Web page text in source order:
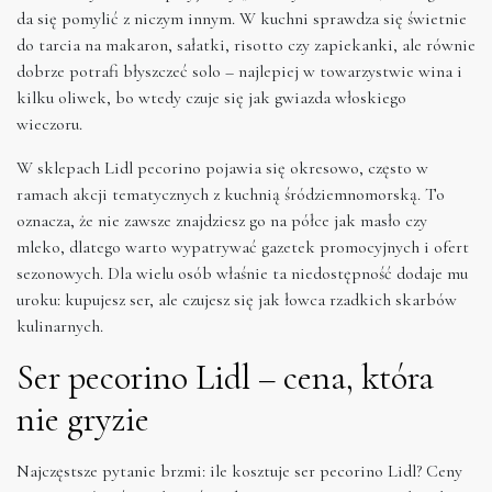
da się pomylić z niczym innym. W kuchni sprawdza się świetnie
do tarcia na makaron, sałatki, risotto czy zapiekanki, ale równie
dobrze potrafi błyszczeć solo – najlepiej w towarzystwie wina i
kilku oliwek, bo wtedy czuje się jak gwiazda włoskiego
wieczoru.
W sklepach Lidl pecorino pojawia się okresowo, często w
ramach akcji tematycznych z kuchnią śródziemnomorską. To
oznacza, że nie zawsze znajdziesz go na półce jak masło czy
mleko, dlatego warto wypatrywać gazetek promocyjnych i ofert
sezonowych. Dla wielu osób właśnie ta niedostępność dodaje mu
uroku: kupujesz ser, ale czujesz się jak łowca rzadkich skarbów
kulinarnych.
Ser pecorino Lidl – cena, która
nie gryzie
Najczęstsze pytanie brzmi: ile kosztuje ser pecorino Lidl? Ceny